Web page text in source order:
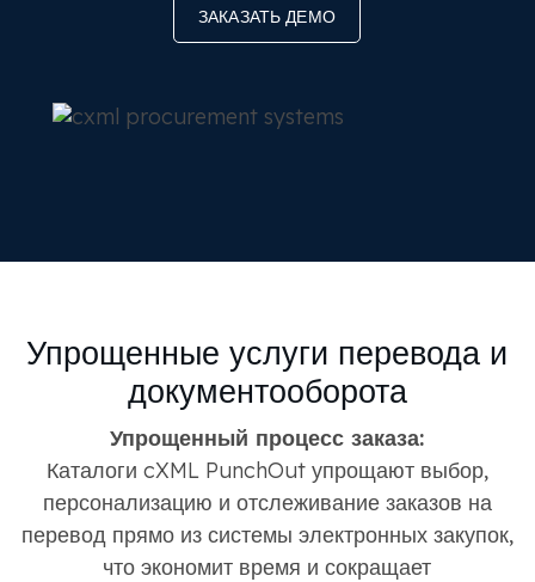
ЗАКАЗАТЬ ДЕМО
Упрощенные услуги перевода и
документооборота
Упрощенный процесс заказа:
Каталоги cXML PunchOut упрощают выбор,
персонализацию и отслеживание заказов на
перевод прямо из системы электронных закупок,
что экономит время и сокращает